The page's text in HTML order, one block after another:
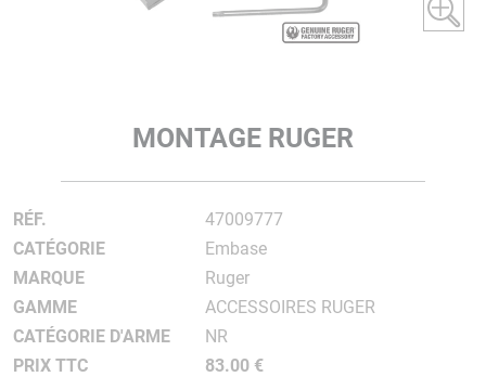
MONTAGE RUGER
RÉF.
47009777
CATÉGORIE
Embase
MARQUE
Ruger
GAMME
ACCESSOIRES RUGER
CATÉGORIE D'ARME
NR
PRIX TTC
83.00 €